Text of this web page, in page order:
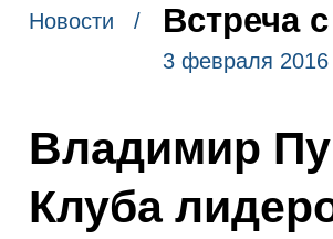
Новости / Встреча
3 февраля 2016
Владимир
Клуба